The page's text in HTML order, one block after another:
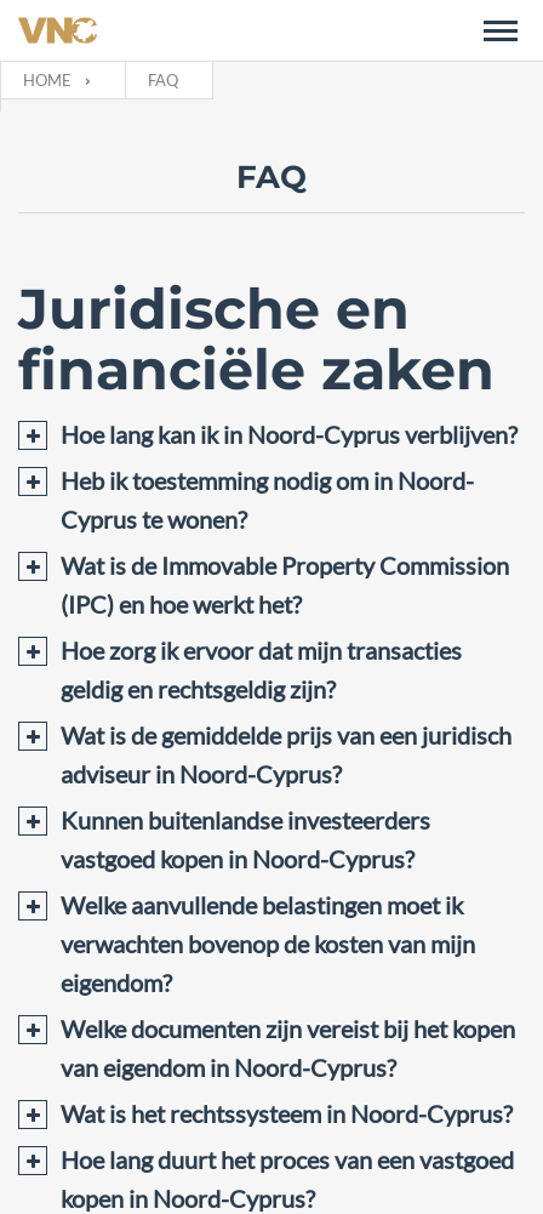
HOME FAQ
FAQ
Juridische en
financiële zaken
Hoe lang kan ik in Noord-Cyprus verblijven?
Heb ik toestemming nodig om in Noord-
Cyprus te wonen?
Wat is de Immovable Property Commission
(IPC) en hoe werkt het?
Hoe zorg ik ervoor dat mijn transacties
geldig en rechtsgeldig zijn?
Wat is de gemiddelde prijs van een juridisch
adviseur in Noord-Cyprus?
Kunnen buitenlandse investeerders
vastgoed kopen in Noord-Cyprus?
Welke aanvullende belastingen moet ik
verwachten bovenop de kosten van mijn
eigendom?
Welke documenten zijn vereist bij het kopen
van eigendom in Noord-Cyprus?
Wat is het rechtssysteem in Noord-Cyprus?
Hoe lang duurt het proces van een vastgoed
kopen in Noord-Cyprus?